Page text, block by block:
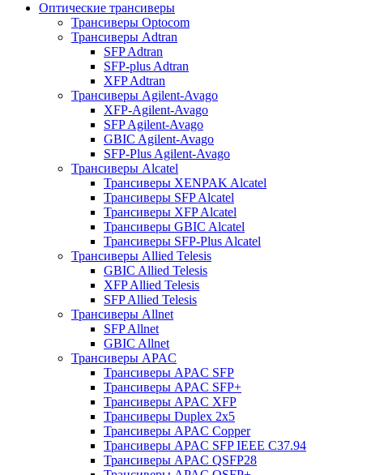
Оптические трансиверы
Трансиверы Optocom
Трансиверы Adtran
SFP Adtran
SFP-plus Adtran
XFP Adtran
Трансиверы Agilent-Avago
XFP-Agilent-Avago
SFP Agilent-Avago
GBIC Agilent-Avago
SFP-Plus Agilent-Avago
Трансиверы Alcatel
Трансиверы XENPAK Alcatel
Трансиверы SFP Alcatel
Трансиверы XFP Alcatel
Трансиверы GBIC Alcatel
Трансиверы SFP-Plus Alcatel
Трансиверы Allied Telesis
GBIC Allied Telesis
XFP Allied Telesis
SFP Allied Telesis
Трансиверы Allnet
SFP Allnet
GBIC Allnet
Трансиверы APAC
Трансиверы APAC SFP
Трансиверы APAC SFP+
Трансиверы APAC XFP
Трансиверы Duplex 2x5
Трансиверы APAC Copper
Трансиверы APAC SFP IEEE C37.94
Трансиверы APAC QSFP28